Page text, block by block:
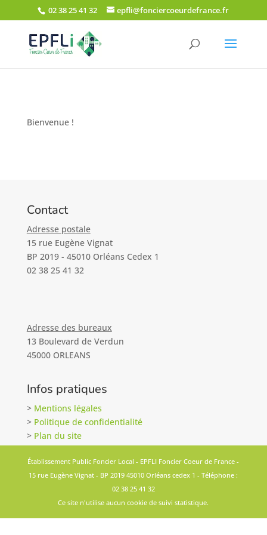
02 38 25 41 32 epfli@fonciercoeurdefrance.fr
Bienvenue !
Contact
Adresse postale
15 rue Eugène Vignat
BP 2019 - 45010 Orléans Cedex 1
02 38 25 41 32
Adresse des bureaux
13 Boulevard de Verdun
45000 ORLEANS
Infos pratiques
> Mentions légales
> Politique de confidentialité
> Plan du site
Établissement Public Foncier Local - EPFLI Foncier Coeur de France -
15 rue Eugène Vignat - BP 2019 45010 Orléans cedex 1 - Téléphone :
02 38 25 41 32
Ce site n'utilise aucun cookie de suivi statistique.